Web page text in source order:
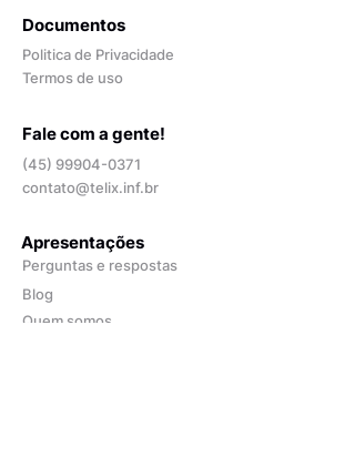
Documentos
Politica de Privacidade
Termos de uso
Fale com a gente!
(45) 99904-0371
contato@telix.inf.br
Apresentações
Perguntas e respostas
Blog
Quem somos